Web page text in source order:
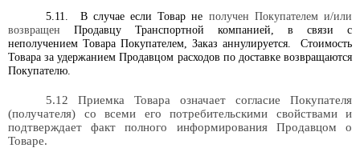
5.11. В случае если Товар не получен Покупателем и/или
возвращен Продавцу Транспортной компанией, в связи с
неполучением Товара Покупателем, Заказ аннулируется.
Стоимость
Товара за удержанием Продавцом расходов по доставке возвращаются
Покупателю.
5.12Приемка Товара означает согласие Покупателя
(получателя) со всеми его потребительскими свойствами и
подтверждает факт полного информирования Продавцом о
Товаре.